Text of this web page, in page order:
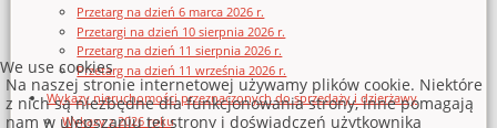
Przetarg na dzień 6 marca 2026 r.
Przetargi na dzień 10 sierpnia 2026 r.
Przetarg na dzień 11 sierpnia 2026 r.
Przetarg na dzień 11 września 2026 r.
Wykazy nieruchomości przeznaczonych do sprzedaży i dzierżawy
Wykazy z 2026 roku
We use cookies
Na naszej stronie internetowej używamy plików cookie. Niektóre
z nich są niezbędne dla funkcjonowania strony, inne pomagają
nam w ulepszaniu tej strony i doświadczeń użytkownika